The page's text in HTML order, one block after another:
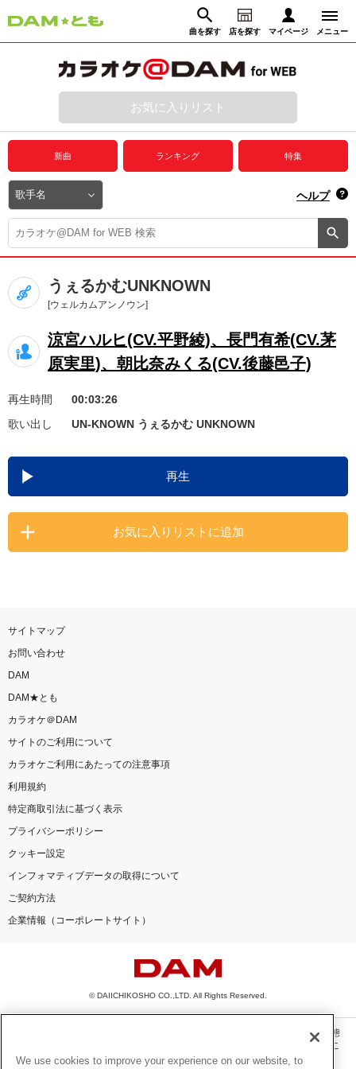
曲を探す 店を探す マイページ メニュー
動画からさがす 録音からさがす
ログイン
プレミアムサービス
DAM★とも動画
DAM★とも録音
カラオケ＠DAM
ユーザー検索
キャンペーン
自宅でカラオケ歌い放題！
お気に入りリスト
新曲 ランキング 特集
ヘルプ
うぇるかむUNKNOWN
[ウェルカムアンノウン]
涼宮ハルヒ(CV.平野綾)、長門有希(CV.茅
原実里)、朝比奈みくる(CV.後藤邑子)
再生時間
00:03:26
歌い出し
UN-KNOWN うぇるかむ UNKNOWN
再生
お気に入りリストに追加
サイトマップ
お問い合わせ
DAM
DAM★とも
カラオケ＠DAM
サイトのご利用について
カラオケご利用にあたっての注意事項
利用規約
特定商取引法に基づく表示
プライバシーポリシー
クッキー設定
インフォマティブデータの取得について
ご契約方法
企業情報（コーポレートサイト）
© DAIICHIKOSHO CO.,LTD. All Rights Reserved.
このサイトに掲載されている一切の文章・画像・写真・動画・音声等を、手段や形態
を問わず、著作権法の定める範囲を超えて無断で複製、転載、ファイル化などするこ
とを禁じます。
We use cookies to improve your experience on our website, to